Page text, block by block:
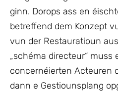
ginn. Dorops ass en
betreffend dem Konzept
vun der Restauratioun
„schéma directeur“ muss
concernéierten Acteuren
dann e Gestiounsplang